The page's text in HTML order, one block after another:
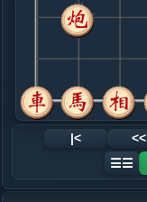
.....车９平６
10. 兵七进一
.....卒１进１
.....车６进４
12. 车八平六
13. 车一进二
|< <<
☰☰